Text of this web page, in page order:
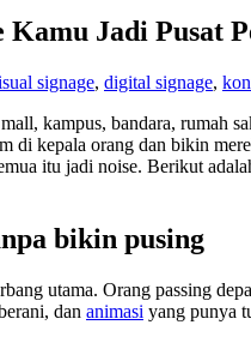
Jadi Pusat
signage, digital signage,
kampus, bandara, rumah
di kepala orang dan bikin
itu jadi noise. Berikut
bikin pusing
utama. Orang passing
dan animasi yang punya